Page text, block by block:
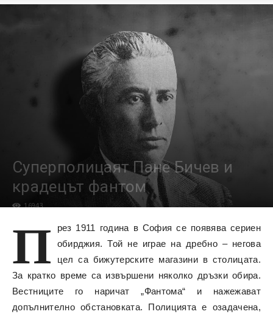
Суперполицаят Пане Бичев и
крадецът фантом
16943
П
рез 1911 година в София се появява сериен
обирджия. Той не играе на дребно – негова
цел са бижутерските магазини в столицата.
За кратко време са извършени няколко дръзки обира.
Вестниците го наричат „Фантома“ и нажежават
допълнително обстановката. Полицията е озадачена,